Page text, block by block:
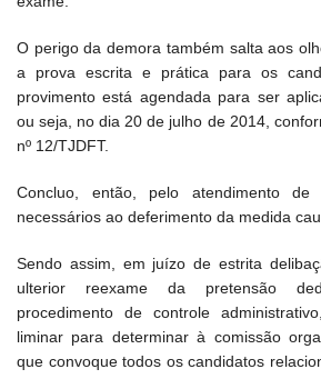
O perigo da demora também salta aos
a prova escrita e prática para os
provimento está agendada para ser
ou seja, no dia 20 de julho de 2014,
nº 12/TJDFT.
Concluo, então, pelo atendimento de
necessários ao deferimento da medida
Sendo assim, em juízo de estrita
ulterior reexame da pretensão
procedimento de controle
liminar para determinar à comissão
que convoque todos os candidatos